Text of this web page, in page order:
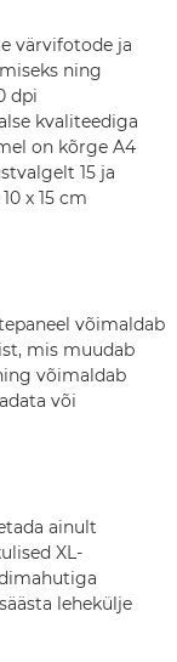
värvifotode ja
ning
dpi
kvaliteediga
on kõrge A4
15 ja
x 15 cm
võimaldab
mis muudab
võimaldab
või
ainult
XL-
lehekülje